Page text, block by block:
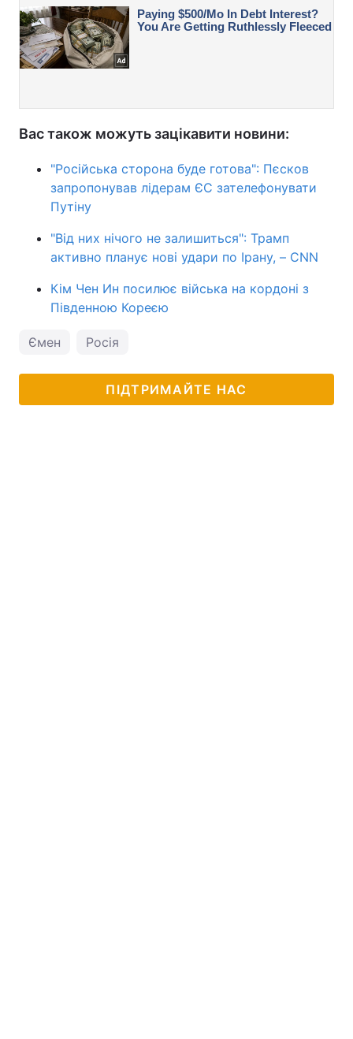
Вас також можуть зацікавити новини:
"Російська сторона буде готова": Пєсков
запропонував лідерам ЄС зателефонувати
Путіну
"Від них нічого не залишиться": Трамп
активно планує нові удари по Ірану, – CNN
Кім Чен Ин посилює війська на кордоні з
Південною Кореєю
Ємен Росія
ПІДТРИМАЙТЕ НАС